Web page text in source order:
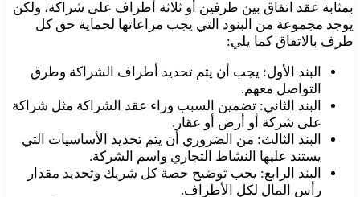
بمثابة عقد اتفاق بين طرفين أو ثلاثة أطراف على شراكة، ولكن
يوجد مجموعة من البنود التي يجب مراعاتها لحماية حق كل
طرف بالاتفاق كما يلي:
البند الأول: يجب أن يتم تحديد أطراف الشراكة وطرق
التواصل معهم.
البند الثاني: تضمين السبب وراء عقد الشراكة مثل شراكة
على شركة أو أرض أو عقار.
البند الثالث: من الضروري أن يتم تحديد الأساسيات التي
يستند عليها النشاط التجاري واسم الشركة.
البند الرابع: يجب توضيح حصة كل شريك وتحديد مقدار
رأس المال لكل الأطراف.